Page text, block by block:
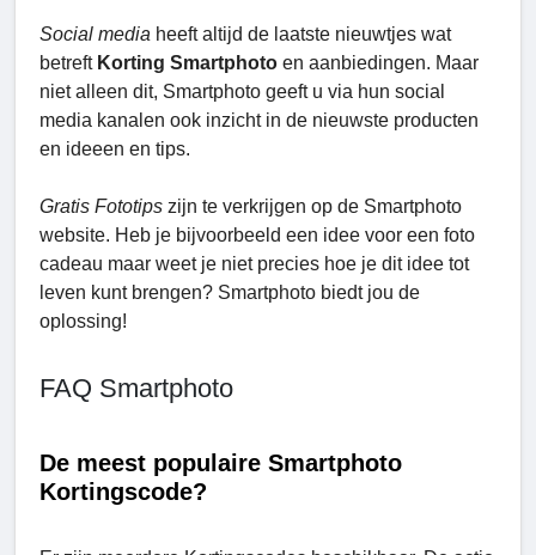
Social media heeft altijd de laatste nieuwtjes wat
betreftKorting Smartphoto en aanbiedingen. Maar
niet alleen dit, Smartphoto geeft u via hun social
media kanalen ook inzicht in de nieuwste producten
en ideeen en tips.
Gratis Fototips zijn te verkrijgen op de Smartphoto
website. Heb je bijvoorbeeld een idee voor een foto
cadeau maar weet je niet precies hoe je dit idee tot
leven kunt brengen? Smartphoto biedt jou de
oplossing!
FAQ Smartphoto
De meest populaire Smartphoto
Kortingscode?